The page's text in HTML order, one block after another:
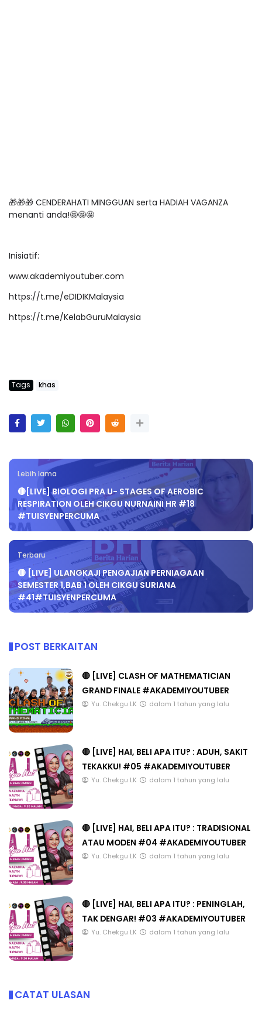
🎁🎁🎁 CENDERAHATI MINGGUAN serta HADIAH VAGANZA
menanti anda!🤩🤩🤩
Inisiatif:
www.akademiyoutuber.com
https://t.me/eDIDIKMalaysia
https://t.me/KelabGuruMalaysia
Tags khas
Lebih lama
🔴[LIVE] BIOLOGI PRA U- STAGES OF AEROBIC
RESPIRATION OLEH CIKGU NURNAINI HR #18
#TUISYENPERCUMA
Terbaru
🔴 [LIVE] ULANGKAJI PENGAJIAN PERNIAGAAN
SEMESTER 1,BAB 1 OLEH CIKGU SURIANA
#41#TUISYENPERCUMA
POST BERKAITAN
🔴 [LIVE] CLASH OF MATHEMATICIAN
GRAND FINALE #AKADEMIYOUTUBER
Yu. Chekgu LK dalam 1 tahun yang lalu
🔴 [LIVE] HAI, BELI APA ITU? : ADUH, SAKIT
TEKAKKU! #05 #AKADEMIYOUTUBER
Yu. Chekgu LK dalam 1 tahun yang lalu
🔴 [LIVE] HAI, BELI APA ITU? : TRADISIONAL
ATAU MODEN #04 #AKADEMIYOUTUBER
Yu. Chekgu LK dalam 1 tahun yang lalu
🔴 [LIVE] HAI, BELI APA ITU? : PENINGLAH,
TAK DENGAR! #03 #AKADEMIYOUTUBER
Yu. Chekgu LK dalam 1 tahun yang lalu
CATAT ULASAN